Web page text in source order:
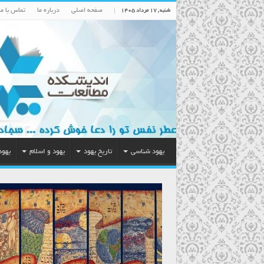
شنبه , ۱۷ مرداد ۱۴۰۵ صفحه اصلی درباره ما تماس با
یهود شناسی تاریخ یهود یهود و اسلام